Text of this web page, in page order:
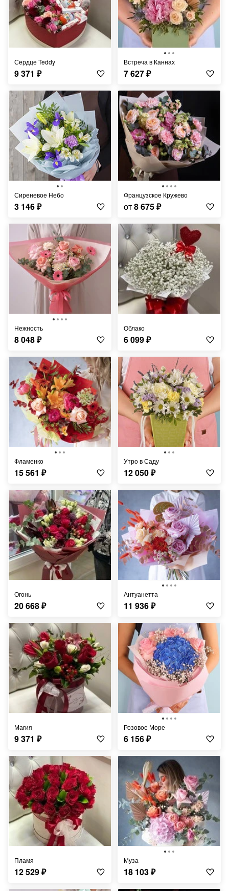
Сердце Teddy
9 371 ₽
Встреча в Каннах
7 627₽
Сиреневое Небо
3 146₽
Французское Кружево
от8 675₽
Нежность
8 048₽
Облако
6 099₽
Фламенко
15 561 ₽
Утро в Саду
12 050₽
Огонь
20 668₽
Антуанетта
11 936₽
Магия
9 371 ₽
Розовое Море
6 156₽
Пламя
12 529₽
Муза
18 103₽